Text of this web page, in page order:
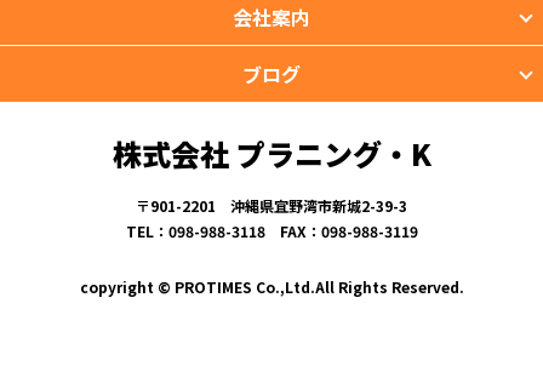
会社案内
ブログ
株式会社 プラニング・K
〒901-2201 沖縄県宜野湾市新城2-39-3
TEL：098-988-3118 FAX：098-988-3119
copyright © PROTIMES Co.,Ltd.All Rights Reserved.